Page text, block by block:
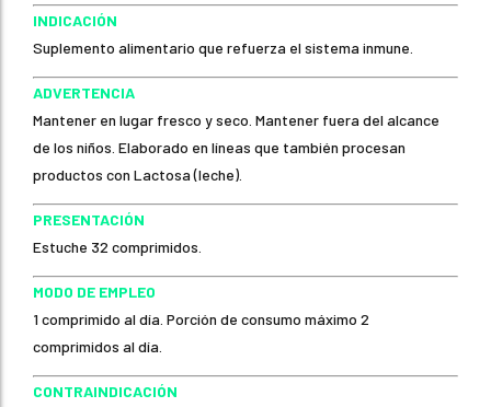
INDICACIÓN
Suplemento alimentario que refuerza el sistema inmune.
ADVERTENCIA
Mantener en lugar fresco y seco. Mantener fuera del alcance
de los niños. Elaborado en líneas que también procesan
productos con Lactosa (leche).
PRESENTACIÓN
Estuche 32 comprimidos.
MODO DE EMPLEO
1 comprimido al día. Porción de consumo máximo 2
comprimidos al día.
CONTRAINDICACIÓN